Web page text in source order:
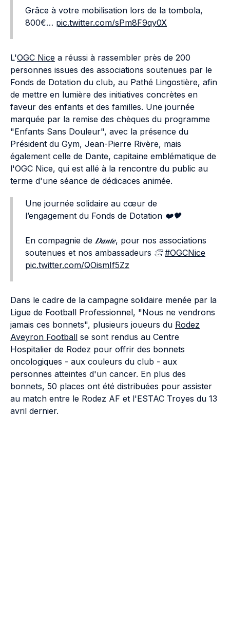
Grâce à votre mobilisation lors de la tombola,
800€… pic.twitter.com/sPm8F9qy0X
L'OGC Nice a réussi à rassembler près de 200
personnes issues des associations soutenues par le
Fonds de Dotation du club, au Pathé Lingostière, afin
de mettre en lumière des initiatives concrètes en
faveur des enfants et des familles. Une journée
marquée par la remise des chèques du programme
"Enfants Sans Douleur", avec la présence du
Président du Gym, Jean-Pierre Rivère, mais
également celle de Dante, capitaine emblématique de
l'OGC Nice, qui est allé à la rencontre du public au
terme d'une séance de dédicaces animée.
Une journée solidaire au cœur de
l’engagement du Fonds de Dotation ❤️🖤
En compagnie de 𝑫𝒂𝒏𝒕𝒆, pour nos associations
soutenues et nos ambassadeurs 👏#OGCNice
pic.twitter.com/QOismIf5Zz
Dans le cadre de la campagne solidaire menée par la
Ligue de Football Professionnel, "Nous ne vendrons
jamais ces bonnets", plusieurs joueurs du Rodez
Aveyron Football se sont rendus au Centre
Hospitalier de Rodez pour offrir des bonnets
oncologiques - aux couleurs du club - aux
personnes atteintes d'un cancer. En plus des
bonnets, 50 places ont été distribuées pour assister
au match entre le Rodez AF et l'ESTAC Troyes du 13
avril dernier.